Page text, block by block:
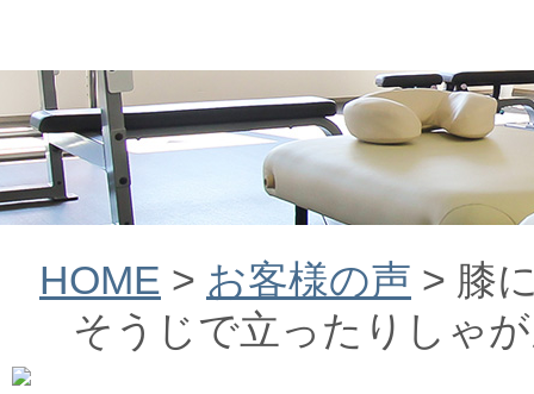
HOME > お客様の声 > 膝
そうじで立ったりしゃ